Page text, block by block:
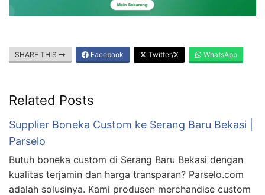
SHARE THIS Facebook Twitter/X WhatsApp
Related Posts
Supplier Boneka Custom ke Serang Baru Bekasi |
Parselo
Butuh boneka custom di Serang Baru Bekasi dengan
kualitas terjamin dan harga transparan? Parselo.com
adalah solusinya. Kami produsen merchandise custom